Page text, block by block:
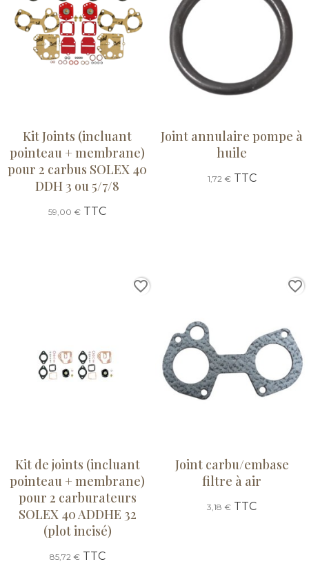
Kit Joints (incluant
pointeau + membrane)
pour 2 carbus SOLEX 40
DDH 3 ou 5/7/8
59,00 € TTC
Joint annulaire pompe à
huile
1,72 €TTC
Kit de joints (incluant
pointeau + membrane)
pour 2 carburateurs
SOLEX 40 ADDHE 32
(plot incisé)
85,72 €TTC
favorite_border
Joint carbu/embase
filtre à air
3,18 € TTC
favorite_border